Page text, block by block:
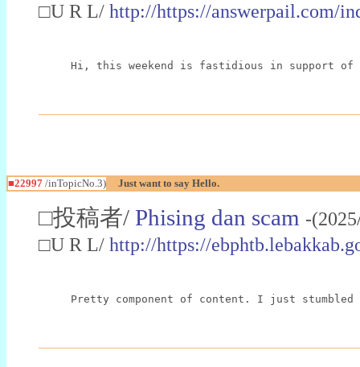
□U R L/ http://https://answerpail.com/
Hi, this weekend is fastidious in support of
■22997 /inTopicNo.3) Just want to say Hello.
□投稿者/ Phising dan scam -
□U R L/ http://https://
Pretty component of content. I just